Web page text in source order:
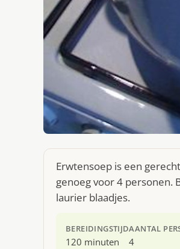
Erwtensoep is een
genoeg voor 4 personen.
laurier blaadjes.
BEREIDINGSTIJD
120 minuten
AANTAL
4